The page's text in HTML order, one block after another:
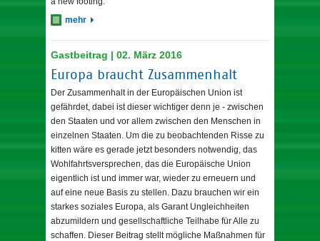
mehr
Gastbeitrag | 02. März 2016
Europa braucht Zusammenhalt
Der Zusammenhalt in der Europäischen Union ist
gefährdet, dabei ist dieser wichtiger denn je - zwischen
den Staaten und vor allem zwischen den Menschen in
einzelnen Staaten. Um die zu beobachtenden Risse zu
kitten wäre es gerade jetzt besonders notwendig, das
Wohlfahrtsversprechen, das die Europäische Union
eigentlich ist und immer war, wieder zu erneuern und
auf eine neue Basis zu stellen. Dazu brauchen wir ein
starkes soziales Europa, als Garant Ungleichheiten
abzumildern und gesellschaftliche Teilhabe für Alle zu
schaffen. Dieser Beitrag stellt mögliche Maßnahmen für